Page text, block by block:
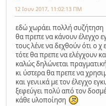
12 Ιουν 2017, 11:02:13 ΠΜ
εδώ χωράει πολλή συζήτηση
θα πρεπε να κάνουν έλεγχο
τους λένε να δεχθούν ότι ο χ
τότε θα πρεπε να ελέγχουν
καλώς δηλώνεται
κι ύστερα θα πρεπε να
και γενιικά με τον έλεγχο
ξεφεύγει πολύ από τον
κάθε υλοποίηση